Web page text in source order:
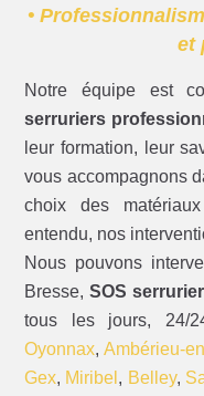
•
et
Notre équipe est
serruriers
leur formation, leur
vous accompagnons
choix des
entendu, nos
Nous pouvons
Bresse,SOS
tous les jours, 24/
Oyonnax, Ambérieu-
Gex, Miribel , Belley,